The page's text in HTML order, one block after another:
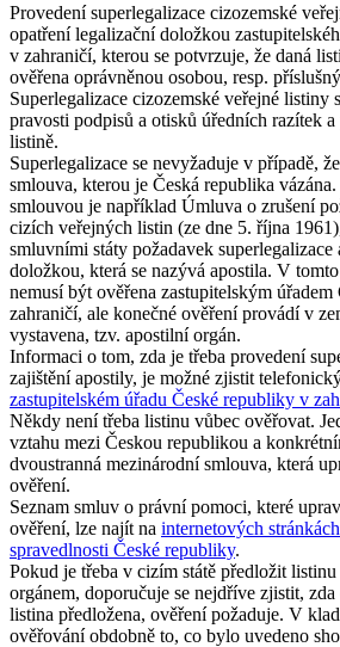
Provedení superlegalizace cizozemské
opatření legalizační doložkou
v zahraničí, kterou se potvrzuje, že daná
ověřena oprávněnou osobou, resp.
Superlegalizace cizozemské veřejné listiny
pravosti podpisů a otisků úředních razítek a
listině.
Superlegalizace se nevyžaduje v případě,
smlouva, kterou je Česká republika
smlouvou je například Úmluva o zrušení
cizích veřejných listin (ze dne 5. října
smluvními státy požadavek
doložkou, která se nazývá apostila. V
nemusí být ověřena zastupitelským
zahraničí, ale konečné ověření provádí v
vystavena, tzv. apostilní orgán.
Informaci o tom, zda je třeba provedení
zajištění apostily, je možné zjistit
zastupitelském úřadu České republiky v
Někdy není třeba listinu vůbec ověřovat.
vztahu mezi Českou republikou a
dvoustranná mezinárodní smlouva, která
ověření.
Seznam smluv o právní pomoci, které
ověření, lze najít na internetových
spravedlnosti České republiky.
Pokud je třeba v cizím státě předložit
orgánem, doporučuje se nejdříve zjistit,
listina předložena, ověření požaduje. V
ověřování obdobně to, co bylo uvedeno